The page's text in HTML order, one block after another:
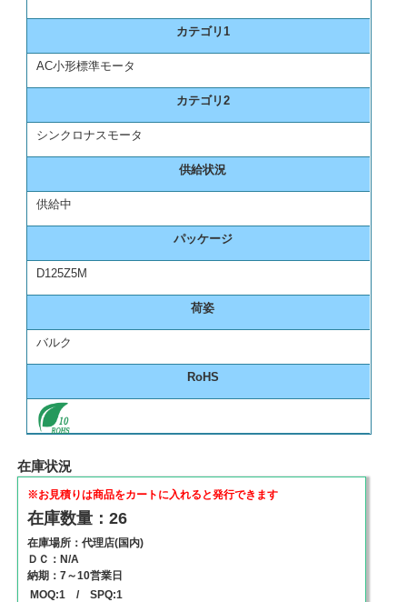
カテゴリ1
AC小形標準モータ
カテゴリ2
シンクロナスモータ
供給状況
供給中
パッケージ
D125Z5M
荷姿
バルク
RoHS
在庫状況
※お見積りは商品をカートに入れると発行できます
在庫数量：26
在庫場所：代理店(国内)
ＤＣ：N/A
納期：7～10営業日
MOQ:1 / SPQ:1